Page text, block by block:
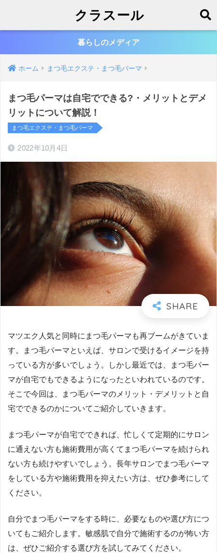
クラスール
暮らしのメディア
ホーム まつ毛エクステ・まつ毛パーマ
まつ毛パーマは自宅でできる?・メリットとデメ
リットについて解説！
まつ毛エクステ・まつ毛パーマ
2022年10月4日
マツエク人気と同時にまつ毛パーマも再ブームがきていま
す。まつ毛パーマといえば、サロンで受けるイメージを持
っている方が多いでしょう。しかし最近では、まつ毛パー
マが自宅でもできるようになったといわれているのです。
そこで今回は、まつ毛パーマのメリット・デメリットと自
宅でできるのかについてご紹介していきます。
まつ毛パーマが自宅でできれば、忙しくて定期的にサロン
に通えない方も施術費用が高くてまつ毛パーマを続けられ
ない方も続けやすいでしょう。長年サロンでまつ毛パーマ
をしている方や施術費用を抑えたい方は、ぜひ参考にして
ください。
自分でまつ毛パーマをする時に、必要なものや選び方につ
いてもご紹介します。敏感肌で自分で施術するのが怖い方
は、ぜひご紹介する選び方を試してみてください。